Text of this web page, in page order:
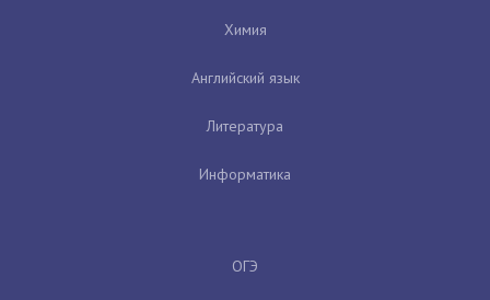
Химия
Английский язык
Литература
Информатика
ОГЭ